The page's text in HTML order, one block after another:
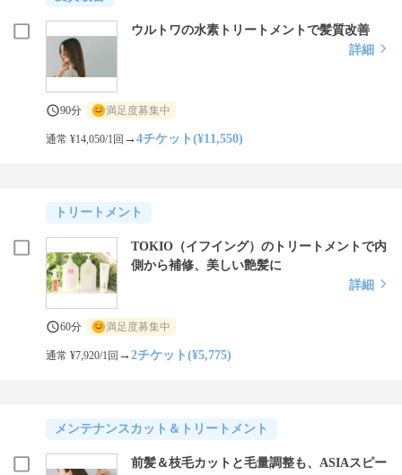
ウルトワの水素トリートメントで髪質改善
詳細
90分 満足度募集中
通常 ¥14,050/1回 →4チケット(¥11,550)
トリートメント
TOKIO（イフイング）のトリートメントで内
側から補修、美しい艶髪に
詳細
60分 満足度募集中
通常 ¥7,920/1回 →2チケット(¥5,775)
メンテナンスカット＆トリートメント
前髪＆枝毛カットと毛量調整も、ASIAスピー